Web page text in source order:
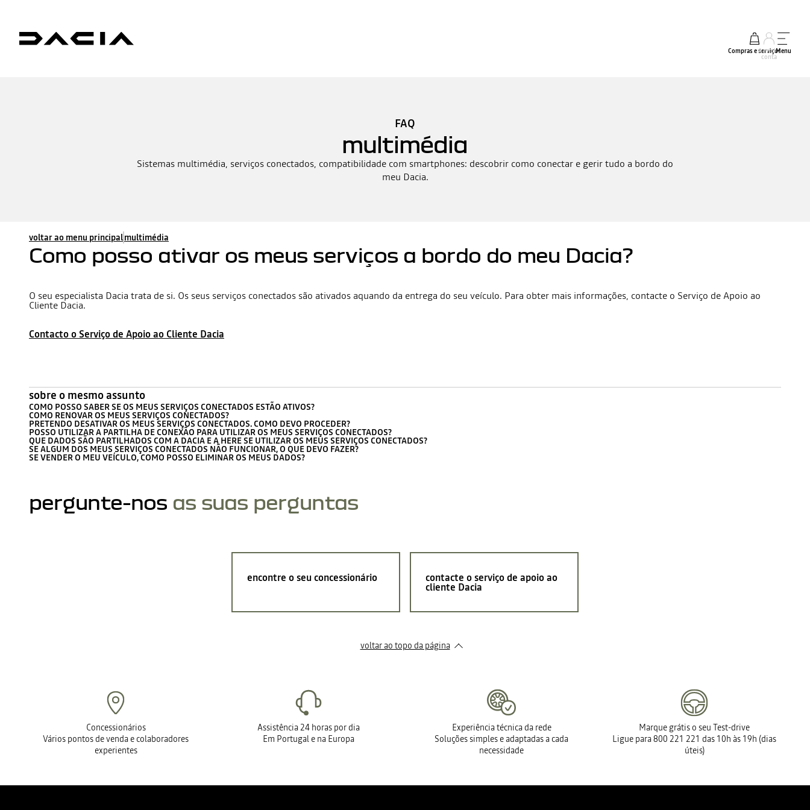
Compras e serviços
A minha
conta
Menu
FAQ
multimédia
Sistemas multimédia, serviços conectados, compatibilidade com smartphones: descobrir como conectar e gerir tudo a bordo do
meu Dacia.
voltar ao menu principalmultimédia
Como posso ativar os meus serviços a bordo do meu Dacia?
O seu especialista Dacia trata de si. Os seus serviços conectados são ativados aquando da entrega do seu veículo. Para obter mais informações, contacte o Serviço de Apoio ao
Cliente Dacia.
Contacto o Serviço de Apoio ao Cliente Dacia
sobre o mesmo assunto
COMO POSSO SABER SE OS MEUS SERVIÇOS CONECTADOS ESTÃO ATIVOS?
COMO RENOVAR OS MEUS SERVIÇOS CONECTADOS?
PRETENDO DESATIVAR OS MEUS SERVIÇOS CONECTADOS. COMO DEVO PROCEDER?
POSSO UTILIZAR A PARTILHA DE CONEXÃO PARA UTILIZAR OS MEUS SERVIÇOS CONECTADOS?
QUE DADOS SÃO PARTILHADOS COM A DACIA E A HERE SE UTILIZAR OS MEUS SERVIÇOS CONECTADOS?
SE ALGUM DOS MEUS SERVIÇOS CONECTADOS NÃO FUNCIONAR, O QUE DEVO FAZER?
SE VENDER O MEU VEÍCULO, COMO POSSO ELIMINAR OS MEUS DADOS?
pergunte-nos as suas perguntas
encontre o seu concessionário contacte o serviço de apoio ao
cliente Dacia
voltar ao topo da página
Concessionários
Vários pontos de venda e colaboradores
experientes
Assistência 24 horas por dia
Em Portugal e na Europa
Experiência técnica da rede
Soluções simples e adaptadas a cada
necessidade
Marque grátis o seu Test-drive
Ligue para 800 221 221 das 10h às 19h (dias
úteis)